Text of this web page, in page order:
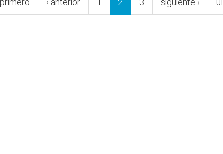
‹ anterior 1 2 3 siguiente ›